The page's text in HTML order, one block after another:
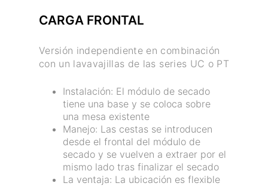
CARGA FRONTAL
Versión independiente en combinación
con un lavavajillas de las series UC o PT
Instalación: El módulo de secado
tiene una base y se coloca sobre
una mesa existente
Manejo: Las cestas se introducen
desde el frontal del módulo de
secado y se vuelven a extraer por el
mismo lado tras finalizar el secado
La ventaja: La ubicación es flexible